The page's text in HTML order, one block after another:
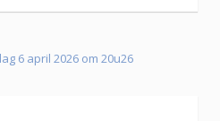
6 april 2026 om 20u26